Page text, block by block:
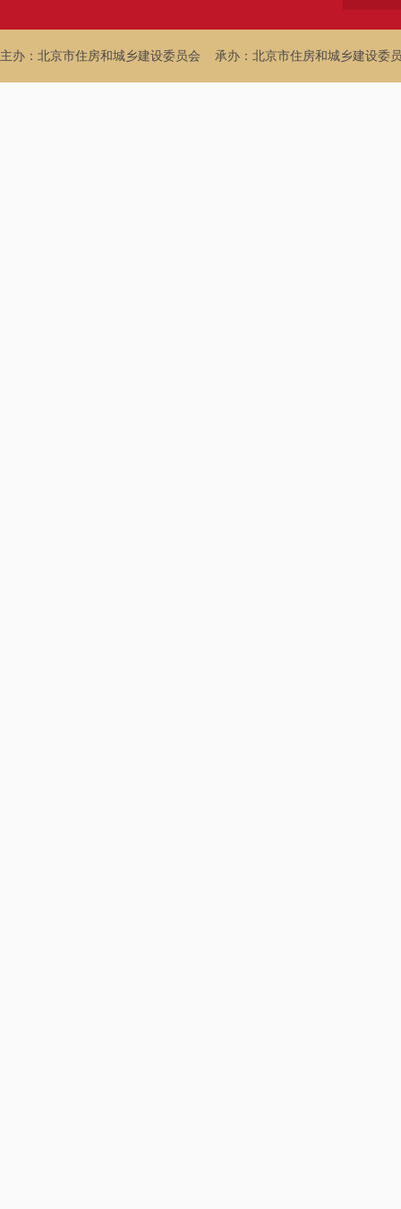
主办：北京市住房和城乡建设委员会 承办：北京市住房和城乡建设委